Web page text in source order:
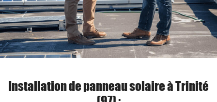
Installation de panneau solaire à Trinité